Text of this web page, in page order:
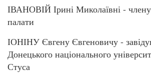
ІВАНОВІЙ Ірині Миколаївні - члену
палати
ІОНІНУ Євгену Євгеновичу -
Донецького національного
Стуса